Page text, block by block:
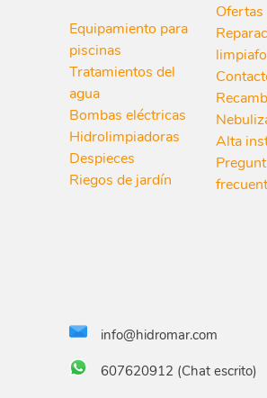
Equipamiento para
piscinas
Tratamientos del
agua
Bombas eléctricas
Hidrolimpiadoras
Despieces
Riegos de jardín
Ofertas
Alta
info@hidromar.com
607620912 (Chat escrito)